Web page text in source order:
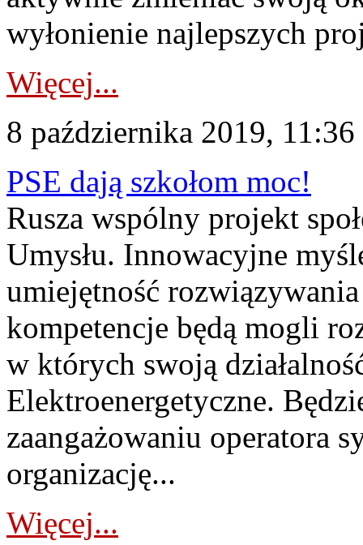
wyłonienie najlepszych
Więcej...
8 października 2019, 11:36
PSE dają szkołom moc!
Rusza wspólny projekt
Umysłu. Innowacyjne
umiejętność
kompetencje będą mogli
w których swoją
Elektroenergetyczne.
zaangażowaniu operatora
organizację...
Więcej...